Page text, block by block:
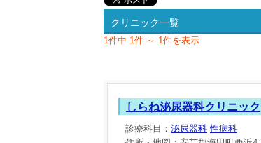
クリニック一覧
1件中 1件 ～ 1件を表示
しらね泌尿器科クリニック
診療科目： 泌尿器科 性病科